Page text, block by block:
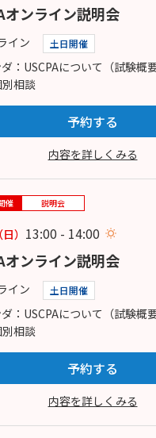
オンライン説明会
イン 土日開催
：USCPAについて（試験概
相談
予約する
内容を詳しくみる
催 説明会
（日） 13:00 - 14:00
オンライン説明会
イン 土日開催
：USCPAについて（試験概
相談
予約する
内容を詳しくみる